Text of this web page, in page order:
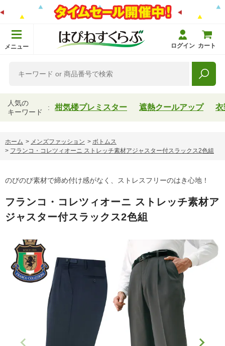
メニュー ログイン カート
人気の
キーワード
柑気楼プレミスター 遮熱クールアップ 衣
ホーム > メンズファッション > ボトムス
> フランコ・コレツィオーニ ストレッチ素材アジャスター付スラックス2色組
のびのび素材で締め付け感がなく、ストレスフリーのはき心地！
フランコ・コレツィオーニ ストレッチ素材ア
ジャスター付スラックス2色組